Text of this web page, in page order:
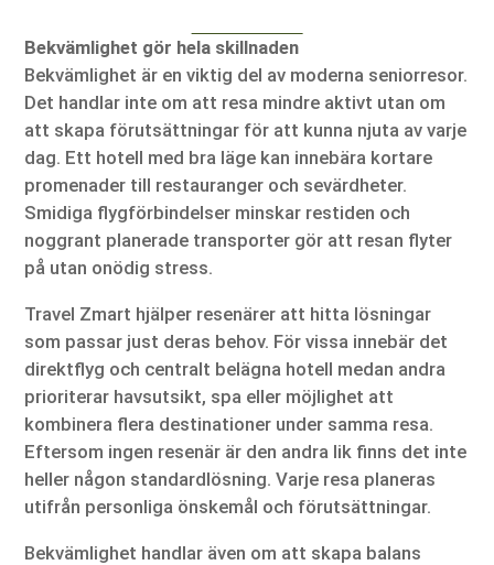
Bekvämlighet gör hela skillnaden
Bekvämlighet är en viktig del av moderna seniorresor.
Det handlar inte om att resa mindre aktivt utan om
att skapa förutsättningar för att kunna njuta av varje
dag. Ett hotell med bra läge kan innebära kortare
promenader till restauranger och sevärdheter.
Smidiga flygförbindelser minskar restiden och
noggrant planerade transporter gör att resan flyter
på utan onödig stress.
Travel Zmart hjälper resenärer att hitta lösningar
som passar just deras behov. För vissa innebär det
direktflyg och centralt belägna hotell medan andra
prioriterar havsutsikt, spa eller möjlighet att
kombinera flera destinationer under samma resa.
Eftersom ingen resenär är den andra lik finns det inte
heller någon standardlösning. Varje resa planeras
utifrån personliga önskemål och förutsättningar.
Bekvämlighet handlar även om att skapa balans